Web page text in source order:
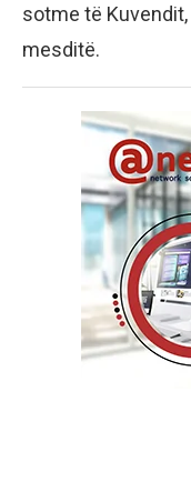
sotme të
mesditë.